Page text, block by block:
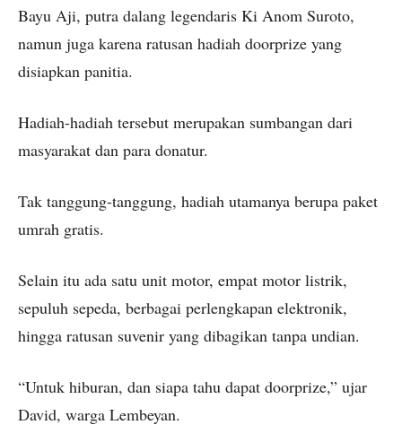
Bayu Aji, putra dalang legendaris Ki Anom Suroto,
namun juga karena ratusan hadiah doorprize yang
disiapkan panitia.
Hadiah-hadiah tersebut merupakan sumbangan dari
masyarakat dan para donatur.
Tak tanggung-tanggung, hadiah utamanya berupa paket
umrah gratis.
Selain itu ada satu unit motor, empat motor listrik,
sepuluh sepeda, berbagai perlengkapan elektronik,
hingga ratusan suvenir yang dibagikan tanpa undian.
“Untuk hiburan, dan siapa tahu dapat doorprize,” ujar
David, warga Lembeyan.